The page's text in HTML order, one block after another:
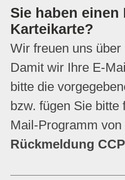
Sie haben
Karteikarte?
Wir freuen uns
Damit wir Ihre E-
bitte die
bzw. fügen Sie
Mail-Programm
Rückmeldung